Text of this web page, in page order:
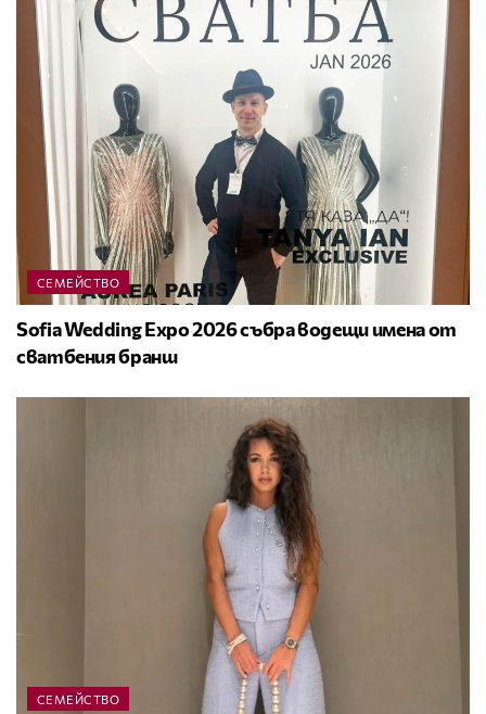
СЕМЕЙСТВО
Sofia Wedding Expo 2026 събра водещи имена от
сватбения бранш
СЕМЕЙСТВО